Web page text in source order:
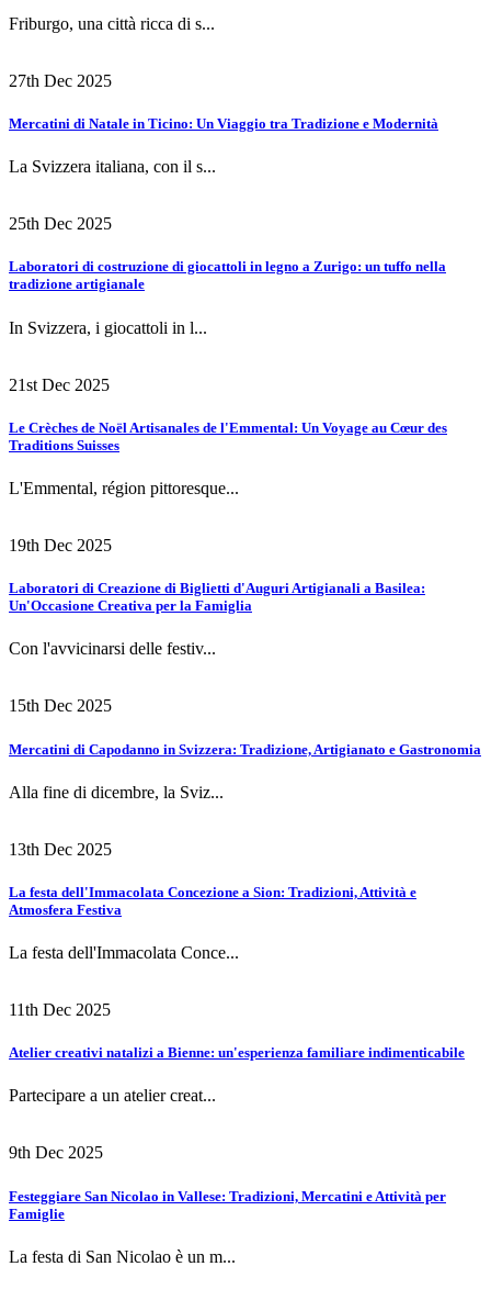
Friburgo, una città ricca di s...
27th Dec 2025
Mercatini di Natale in Ticino: Un Viaggio tra Tradizione e Modernità
La Svizzera italiana, con il s...
25th Dec 2025
Laboratori di costruzione di giocattoli in legno a Zurigo: un tuffo nella
tradizione artigianale
In Svizzera, i giocattoli in l...
21st Dec 2025
Le Crèches de Noël Artisanales de l'Emmental: Un Voyage au Cœur des
Traditions Suisses
L'Emmental, région pittoresque...
19th Dec 2025
Laboratori di Creazione di Biglietti d'Auguri Artigianali a Basilea:
Un'Occasione Creativa per la Famiglia
Con l'avvicinarsi delle festiv...
15th Dec 2025
Mercatini di Capodanno in Svizzera: Tradizione, Artigianato e Gastronomia
Alla fine di dicembre, la Sviz...
13th Dec 2025
La festa dell'Immacolata Concezione a Sion: Tradizioni, Attività e
Atmosfera Festiva
La festa dell'Immacolata Conce...
11th Dec 2025
Atelier creativi natalizi a Bienne: un'esperienza familiare indimenticabile
Partecipare a un atelier creat...
9th Dec 2025
Festeggiare San Nicolao in Vallese: Tradizioni, Mercatini e Attività per
Famiglie
La festa di San Nicolao è un m...